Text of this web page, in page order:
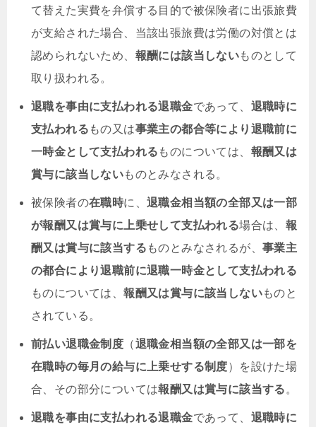
て替えた実費を弁償する目的で被保険者に出張旅費
が支給された場合、当該出張旅費は労働の対償とは
認められないため、 報酬には該当しないものとして
取り扱われる。
退職を事由に支払われる退職金であって、 退職時に
支払われる もの又は事業主の都合等により退職前に
一時金として支払われる ものについては、 報酬又は
賞与に該当しないものとみなされる。
被保険者の在職時に、退職金相当額の全部又は一部
が報酬又は賞与に上乗せして支払われる場合は、 報
酬又は賞与に該当する ものとみなされるが、 事業主
の都合により退職前に退職一時金として支払われる
ものについては、報酬又は賞与に該当しないものと
されている。
前払い退職金制度 （退職金相当額の全部又は一部を
在職時の毎月の給与に上乗せする制度）を設けた場
合、その部分については報酬又は賞与に該当する。
退職を事由に支払われる退職金であって、 退職時に